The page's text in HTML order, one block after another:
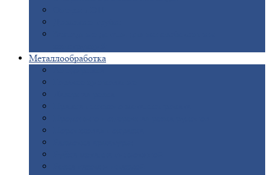
Металлообработка